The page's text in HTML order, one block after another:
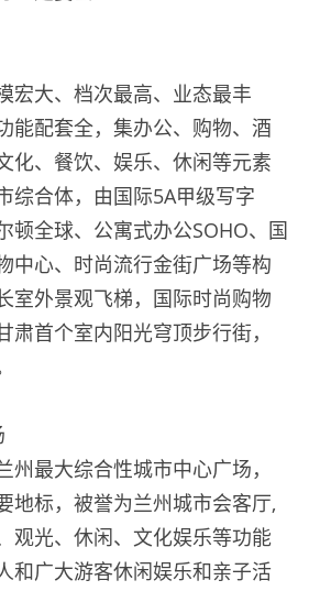
宏大、档次最高、业态最丰
能配套全，集办公、购物、酒
化、餐饮、娱乐、休闲等元素
综合体，由国际5A甲级写字
顿全球、公寓式办公SOHO、国
中心、时尚流行金街广场等构
室外景观飞梯，国际时尚购物
肃首个室内阳光穹顶步行街，
州最大综合性城市中心广场，
地标，被誉为兰州城市会客厅,
观光、休闲、文化娱乐等功能
和广大游客休闲娱乐和亲子活